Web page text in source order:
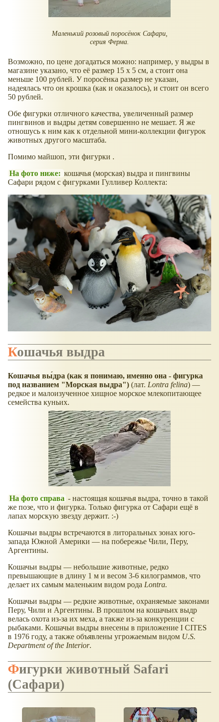
Маленький розовый поросёнок Сафари,
серия Ферма.
Возможно, по цене догадаться можно: например, у выдры в
магазине указано, что её размер 15 х 5 см, а стоит она
меньше 100 рублей. У поросёнка размер не указан,
надеялась что он крошка (как и оказалось), и стоит он всего
50 рублей.
Обе фигурки отличного качества, увеличенный размер
пингвинов и выдры детям совершенно не мешает. Я же
отношусь к ним как к отдельной мини-коллекции фигурок
животных другого масштаба.
Помимо майшоп, эти фигурки .
На фото ниже: кошачья (морская) выдра и пингвины
Сафари рядом с фигурками Гулливер Коллекта:
Кошачья выдра
Кошачья вы́дра (как я понимаю, именно она - фигурка
под названием "Морская выдра") (лат. Lontra felina) —
редкое и малоизученное хищное морское млекопитающее
семейства куньих.
На фото справа - настоящая кошачья выдра, точно в такой
же позе, что и фигурка. Только фигурка от Сафари ещё в
лапах морскую звезду держит. :-)
Кошачьи выдры встречаются в литоральных зонах юго-
запада Южной Америки — на побережье Чили, Перу,
Аргентины.
Кошачьи выдры — небольшие животные, редко
превышающие в длину 1 м и весом 3-6 килограммов, что
делает их самым маленьким видом рода Lontra.
Кошачьи выдры — редкие животные, охраняемые законами
Перу, Чили и Аргентины. В прошлом на кошачьих выдр
велась охота из-за их меха, а также из-за конкуренции с
рыбаками. Кошачьи выдры внесены в приложение I CITES
в 1976 году, а также объявлены угрожаемым видом U.S.
Department of the Interior.
Фигурки животный Safari
(Сафари)